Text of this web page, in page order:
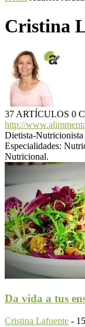
Cristina
37 ARTÍCULOS 0
http://
Dietista-
Especialidades:
Nutricional.
Da vida a tus
Cristina Lafuente -